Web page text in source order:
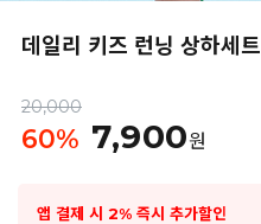
데일리 키즈 런닝 상하세트
20,000
60% 7,900원
앱 결제 시 2% 즉시 추가할인